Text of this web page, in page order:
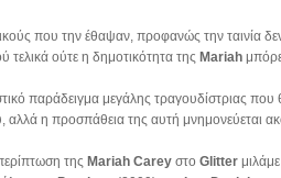
που την έθαψαν, προφανώς την ταινία
τελικά ούτε η δημοτικότητα της Mariah
παράδειγμα μεγάλης τραγουδίστριας που
αλλά η προσπάθεια της αυτή μνημονεύεται
της Mariah Carey στο Glitter